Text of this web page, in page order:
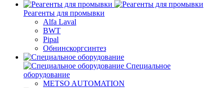
Реагенты для промывки
Alfa Laval
BWT
Pipal
Обнинскоргсинтез
Специальное
оборудование
METSO AUTOMATION